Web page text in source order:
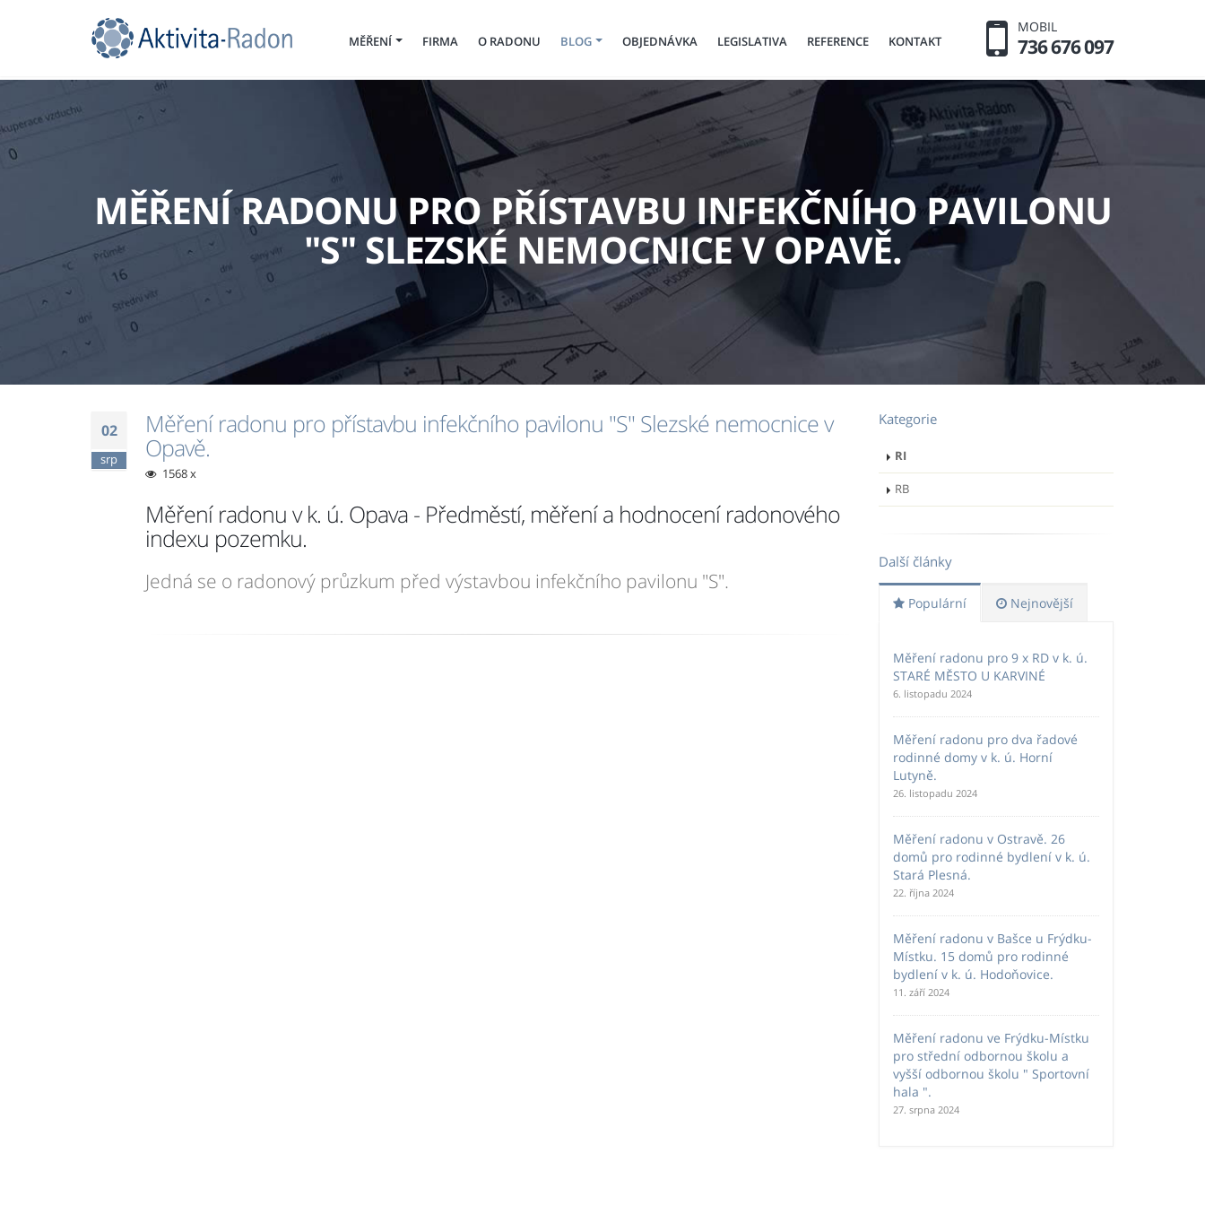
MOBIL
736 676 097
MĚŘENÍ FIRMA O RADONU BLOG OBJEDNÁVKA LEGISLATIVA REFERENCE KONTAKT
MĚŘENÍ RADONU PRO PŘÍSTAVBU INFEKČNÍHO PAVILONU
"S" SLEZSKÉ NEMOCNICE V OPAVĚ.
02
srp
Měření radonu pro přístavbu infekčního pavilonu "S" Slezské nemocnice v
Opavě.
1568 x
Měření radonu v k. ú. Opava - Předměstí, měření a hodnocení radonového
indexu pozemku.
Jedná se o radonový průzkum před výstavbou infekčního pavilonu "S".
Kategorie
RI
RB
Další články
Populární Nejnovější
Měření radonu pro 9 x RD v k. ú.
STARÉ MĚSTO U KARVINÉ
6. listopadu 2024
Měření radonu pro dva řadové
rodinné domy v k. ú. Horní
Lutyně.
26. listopadu 2024
Měření radonu v Ostravě. 26
domů pro rodinné bydlení v k. ú.
Stará Plesná.
22. října 2024
Měření radonu v Bašce u Frýdku-
Místku. 15 domů pro rodinné
bydlení v k. ú. Hodoňovice.
11. září 2024
Měření radonu ve Frýdku-Místku
pro střední odbornou školu a
vyšší odbornou školu " Sportovní
hala ".
27. srpna 2024